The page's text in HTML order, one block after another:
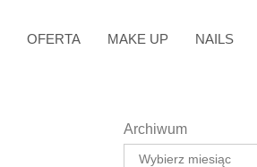
OFERTA MAKE UP NAILS
Archiwum
Archiwum